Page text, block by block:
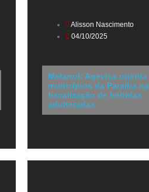
Alisson Nascimento
04/10/2025
Metanol: Agevisa orienta
municípios da Paraíba na
fiscalização de bebidas
adulteradas